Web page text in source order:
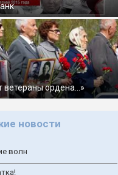
ветераны ордена…»
новости
волн